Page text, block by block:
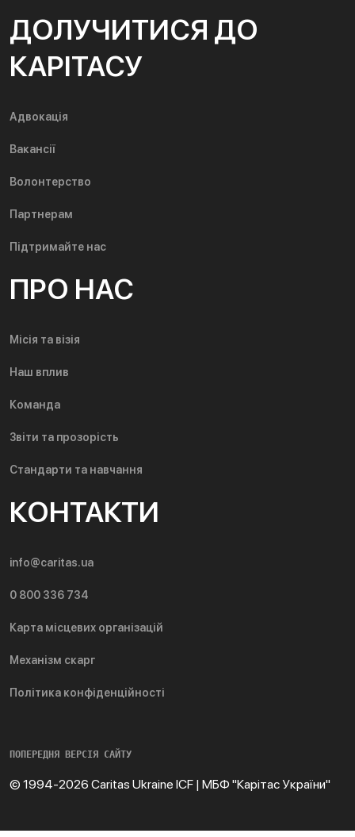
ДОЛУЧИТИСЯ ДО
КАРІТАСУ
Адвокація
Вакансії
Волонтерство
Партнерам
Підтримайте нас
ПРО НАС
Місія та візія
Наш вплив
Команда
Звіти та прозорість
Стандарти та навчання
КОНТАКТИ
info@caritas.ua
0 800 336 734
Карта місцевих організацій
Механізм скарг
Політика конфіденційності
ПОПЕРЕДНЯ ВЕРСІЯ САЙТУ
© 1994-2026 Caritas Ukraine ICF | МБФ "Карітас України"